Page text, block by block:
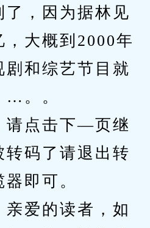
，因为据林见
，大概到2000年
剧和综艺节目就
…。。
点击下—页继
码了请退出转
即可。
爱的读者，如